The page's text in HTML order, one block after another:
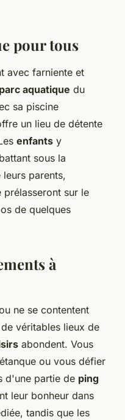
pour tous
avec farniente et
parc aquatique du
sa piscine
un lieu de détente
enfants y
sous la
parents,
prélasseront sur le
de quelques
à
ne se contentent
véritables lieux de
abondent. Vous
ou vous défier
d'une partie de ping
leur bonheur dans
tandis que les